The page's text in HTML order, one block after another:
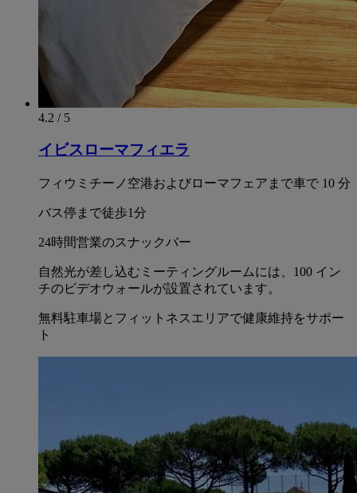
4.2 / 5
イビスローマフィエラ
フィウミチーノ空港およびローマフェアまで車で 10 分
バス停まで徒歩1分
24時間営業のスナックバー
自然光が差し込むミーティングルームには、100 イン
チのビデオウォールが設置されています。
無料駐車場とフィットネスエリアで健康維持をサポー
ト